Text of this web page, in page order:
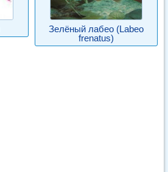
Зелёный лабео (Labeo
frenatus)